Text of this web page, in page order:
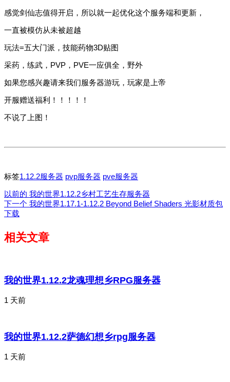
感觉剑仙志值得开启，所以就一起优化这个服务端和更新，
一直被模仿从未被超越
玩法=五大门派，技能药物3D贴图
采药，练武，PVP，PVE一应俱全，野外
如果您感兴趣请来我们服务器游玩，玩家是上帝
开服赠送福利！！！！！
不说了上图！
标签1.12.2服务器 pvp服务器 pve服务器
以前的 我的世界1.12.2乡村工艺生存服务器
下一个 我的世界1.17.1-1.12.2 Beyond Belief Shaders 光影材质包
下载
相关文章
我的世界1.12.2龙魂理想乡RPG服务器
1 天前
我的世界1.12.2萨德幻想乡rpg服务器
1 天前